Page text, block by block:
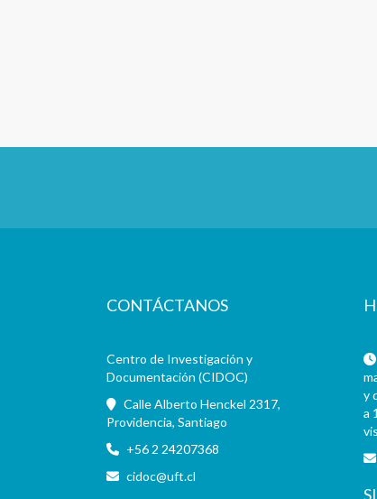
CONTÁCTANOS
Centro de Investigación y
Documentación (CIDOC)
Calle Alberto Henckel 2317,
Providencia, Santiago
+56 2 24207368
cidoc@uft.cl
y
a